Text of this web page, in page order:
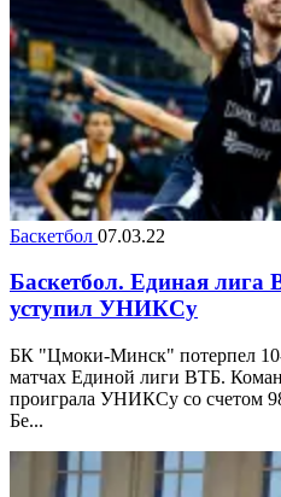
Баскетбол 07.03.22
Баскетбол. Единая
уступил УНИКСу
БК "Цмоки-Минск" потерпел
матчах Единой лиги ВТБ.
проиграла УНИКСу со счетом
Бе...